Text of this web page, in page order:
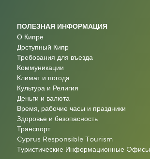
ПОЛЕЗНАЯ ИНФОРМАЦИЯ
О Кипре
Доступный Кипр
Требования для въезда
Коммуникации
Климат и погода
Культура и Религия
Деньги и валюта
Время, рабочие часы и праздники
Здоровье и безопасность
Транспорт
Cyprus Responsible Tourism
Туристические Информационные Oфисы